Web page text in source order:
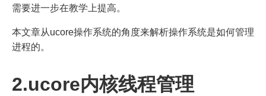
需要进一步在教学上提高。
本文章从ucore操作系统的角度来解析操作系统是如何管理
进程的。
2.ucore内核线程管理